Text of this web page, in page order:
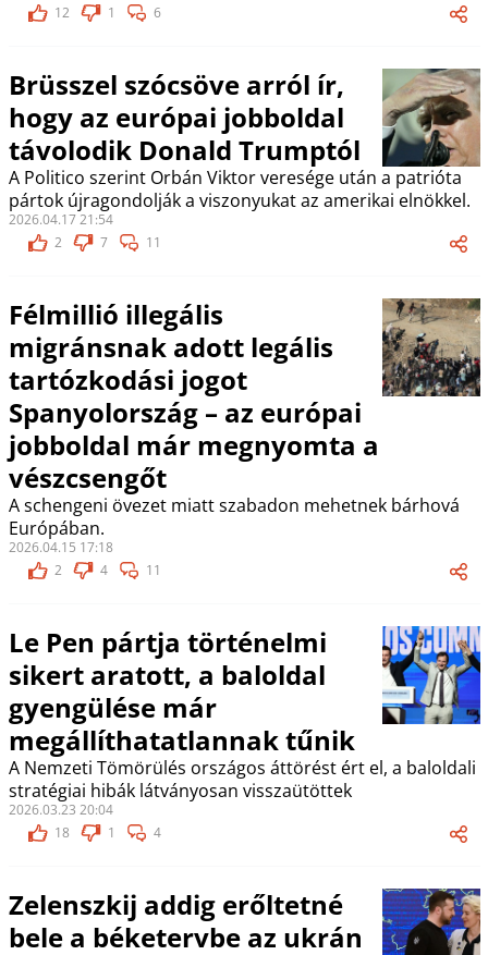
12
1 6
Brüsszel szócsöve arról ír,
hogy az európai jobboldal
távolodik Donald Trumptól
A Politico szerint Orbán Viktor veresége után a patrióta
pártok újragondolják a viszonyukat az amerikai elnökkel.
2026.04.17 21:54
2
7 11
Félmillió illegális
migránsnak adott legális
tartózkodási jogot
Spanyolország – az európai
jobboldal már megnyomta a
vészcsengőt
A schengeni övezet miatt szabadon mehetnek bárhová
Európában.
2026.04.15 17:18
2
4 11
Le Pen pártja történelmi
sikert aratott, a baloldal
gyengülése már
megállíthatatlannak tűnik
A Nemzeti Tömörülés országos áttörést ért el, a baloldali
stratégiai hibák látványosan visszaütöttek
2026.03.23 20:04
18
1 4
Zelenszkij addig erőltetné
bele a béketervbe az ukrán